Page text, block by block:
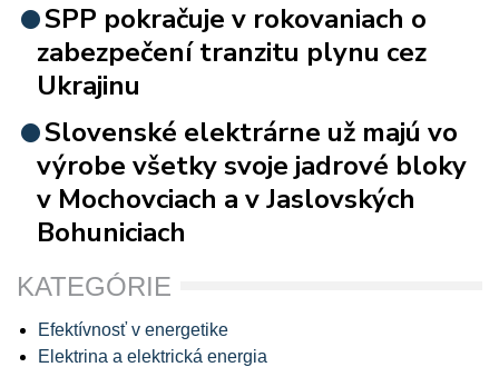
SPP pokračuje v rokovaniach o
zabezpečení tranzitu plynu cez
Ukrajinu
Slovenské elektrárne už majú vo
výrobe všetky svoje jadrové bloky
v Mochovciach a v Jaslovských
Bohuniciach
KATEGÓRIE
Efektívnosť v energetike
Elektrina a elektrická energia